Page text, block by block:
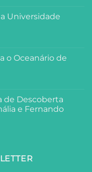
Universidade
o Oceanário de
de Descoberta
e Fernando